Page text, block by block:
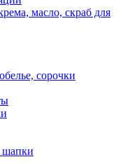
масло, скраб для
сорочки
шапки